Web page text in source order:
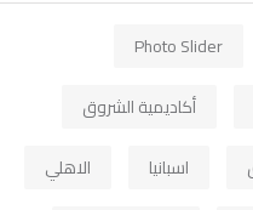
Photo Slider
أكاديمية الشروق
اسبانيا
الاهلي